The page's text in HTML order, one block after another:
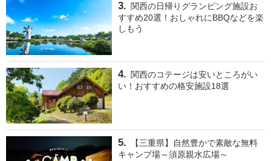
関西の日帰りグランピング施設お
すすめ20選！おしゃれにBBQなどを楽
しもう
関西のコテージは安いところがい
い！おすすめの格安施設18選
【三重県】自然豊かで素敵な無料
キャンプ場～須原親水広場～